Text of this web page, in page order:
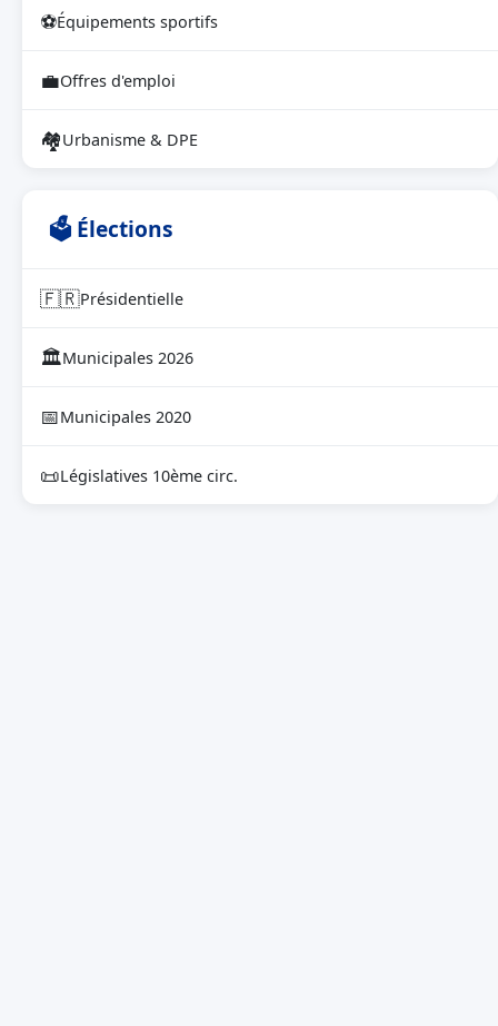
⚽Équipements sportifs
💼Offres d'emploi
🏘Urbanisme & DPE
🗳 Élections
🇫🇷Présidentielle
🏛Municipales 2026
📅Municipales 2020
📜Législatives 10ème circ.